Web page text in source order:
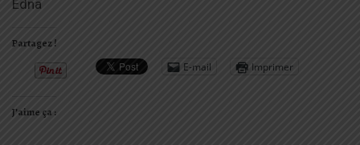
Edna
Partagez !
E-mail Imprimer
J’aime ça :